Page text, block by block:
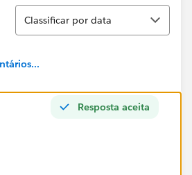
Classificar
Classificar por data
Resposta aceita